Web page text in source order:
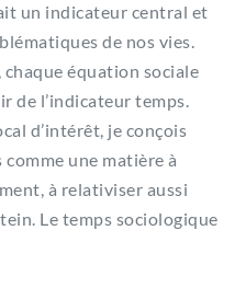
un indicateur central et
de nos vies.
équation sociale
de l’indicateur temps.
d’intérêt, je conçois
une matière à
à relativiser aussi
Le temps sociologique